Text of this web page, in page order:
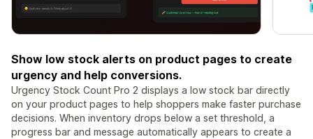
Show low stock alerts on product pages to create
urgency and help conversions.
Urgency Stock Count Pro 2 displays a low stock bar directly
on your product pages to help shoppers make faster purchase
decisions. When inventory drops below a set threshold, a
progress bar and message automatically appears to create a